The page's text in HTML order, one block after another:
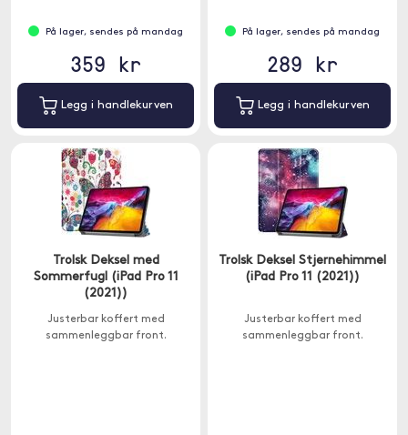
På lager, sendes på mandag
359 kr
Legg i handlekurven
På lager, sendes på mandag
289 kr
Legg i handlekurven
Trolsk Deksel med
Sommerfugl (iPad Pro 11
(2021))
Justerbar koffert med
sammenleggbar front.
Trolsk Deksel Stjernehimmel
(iPad Pro 11 (2021))
Justerbar koffert med
sammenleggbar front.